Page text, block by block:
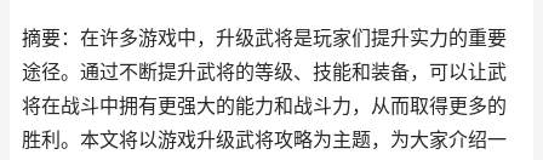
摘要：在许多游戏中，升级武将是玩家们提升实力的重要
途径。通过不断提升武将的等级、技能和装备，可以让武
将在战斗中拥有更强大的能力和战斗力，从而取得更多的
胜利。本文将以游戏升级武将攻略为主题，为大家介绍一